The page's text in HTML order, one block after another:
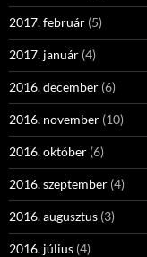
2017. február (5)
2017. január (4)
2016. december (6)
2016. november (10)
2016. október (6)
2016. szeptember (4)
2016. augusztus (3)
2016. július (4)